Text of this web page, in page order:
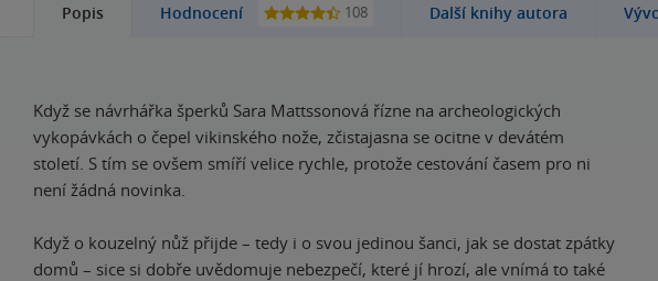
Popis Hodnocení 108 Další knihy autora
Když se návrhářka šperků Sara Mattssonová řízne na archeologických
vykopávkách o čepel vikinského nože, zčistajasna se ocitne v devátém
století. S tím se ovšem smíří velice rychle, protože cestování časem pro ni
není žádná novinka.
Když o kouzelný nůž přijde – tedy i o svou jedinou šanci, jak se dostat zpátky
domů – sice si dobře uvědomuje nebezpečí, které jí hrozí, ale vnímá to také